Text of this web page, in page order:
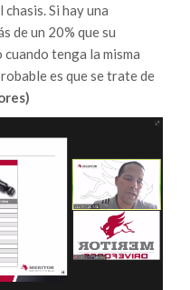
Si hay una
de un 20% que su
tenga la misma
es que se trate de